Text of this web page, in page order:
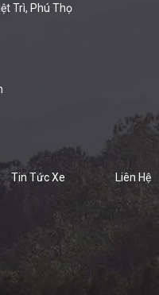
Trì, Phú Thọ
Tin Tức Xe Liên Hệ